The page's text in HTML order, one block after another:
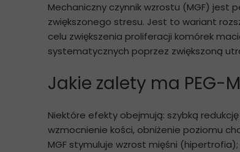
Mechaniczny czynnik wzrostu (MGF)
zwiększonego stresu. Jest to wariant
celu zwiększenia proliferacji komórek
systematycznych poprzez zwiększoną
Jakie zalety ma PEG-
Niektóre efekty obejmują: szybką
wzmocnienie kości, obniżenie poziomu
MGF stymuluje wzrost mięśni